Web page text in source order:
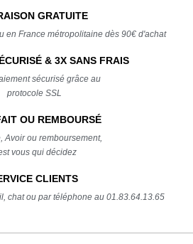
GRATUITE
en France métropolitaine dès 90€ d'achat
& 3X SANS FRAIS
sécurisé grâce au
protocole SSL
OU REMBOURSÉ
Avoir ou remboursement,
vous qui décidez
CLIENTS
chat ou par téléphone au 01.83.64.13.65